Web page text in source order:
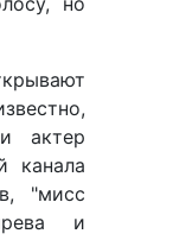
актер
канала
"мисс
и